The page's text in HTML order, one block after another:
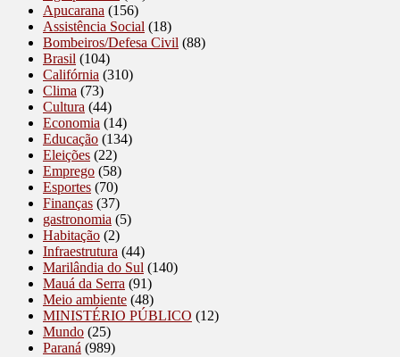
Apucarana (156)
Assistência Social (18)
Bombeiros/Defesa Civil (88)
Brasil (104)
Califórnia (310)
Clima (73)
Cultura (44)
Economia (14)
Educação (134)
Eleições (22)
Emprego (58)
Esportes (70)
Finanças (37)
gastronomia (5)
Habitação (2)
Infraestrutura (44)
Marilândia do Sul (140)
Mauá da Serra (91)
Meio ambiente (48)
MINISTÉRIO PÚBLICO (12)
Mundo (25)
Paraná (989)